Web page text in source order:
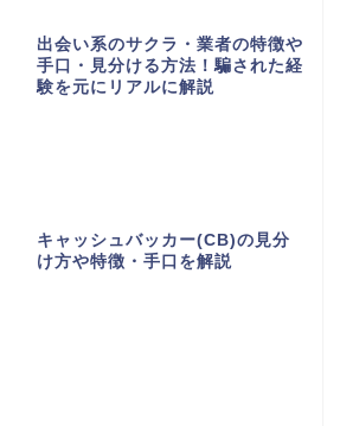
出会い系のサクラ・業者の特徴や
手口・見分ける方法！騙された経
験を元にリアルに解説
キャッシュバッカー(CB)の見分
け方や特徴・手口を解説